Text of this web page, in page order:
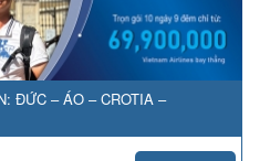
ĐỨC – ÁO – CROTIA –